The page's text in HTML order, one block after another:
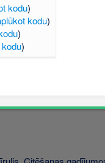
kodu)
kodu)
)
)